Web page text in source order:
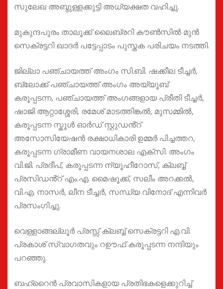
സുലേഖ അബ്ദുള്ളക്കുട്ടി അധ്യക്ഷത വഹിച്ചു.
മുകുന്ദപുരം താലൂക്ക് ലൈബ്രറി കൗൺസിൽ മുൻ
സെക്രട്ടറി ഖാദർ പട്ടേപ്പാടം പുസ്തക പരിചയം നടത്തി.
ജില്ലാ പഞ്ചായത്ത് അംഗം സി.ബി. ഷക്കീല ടീച്ചർ,
ബ്ലോക്ക് പഞ്ചായത്ത് അംഗം അയ്യൂബ്
കരൂപ്പടന്ന, പഞ്ചായത്ത് അംഗങ്ങളായ പ്രീതി ടീച്ചർ,
ഷാജി ആറ്റാശ്ശേരി, രമേശ് മാടത്തിങ്കൽ, മുസമ്മിൽ,
കരൂപ്പടന്ന സ്കൂൾ ഓർഡ് സ്റ്റുഡൻ്റ്
അസോസിയേഷൻ രക്ഷാധികാരി ഉമ്മർ പിച്ചത്തറ,
കരൂപ്പടന്ന ഗ്രാമീണ വായനശാല എക്സി. അംഗം
വി.ജി. പ്രദീപ്, കരൂപ്പടന്ന ന്യൂഹീറോസ്, ക്ലബ്ബ്
പ്രസിഡൻ്റ് എം.എ. മൈഷൂക്ക്, സലീം അറക്കൽ,
വി.എ. നാസർ, ലീന ടീച്ചർ, സന്ധ്യ വിനോദ് എന്നിവർ
പ്രസംഗിച്ചു.
വെള്ളാങ്ങല്ലൂർ പ്രസ്സ് ക്ലബ്ബ് സെക്രട്ടറി എ.വി.
പ്രകാശ് സ്വാഗതവും റഊഫ് കരൂപ്പടന്ന നന്ദിയും
പറഞ്ഞു.
ബഹ്റൈൻ പ്രവാസികളായ പ്രതിഭകളെക്കുറിച്ച്